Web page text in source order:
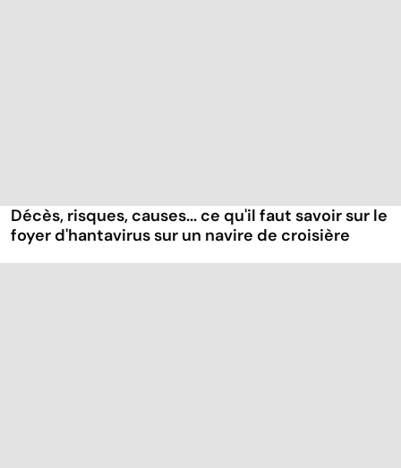
Décès, risques, causes... ce qu'il faut savoir sur le
foyer d'hantavirus sur un navire de croisière